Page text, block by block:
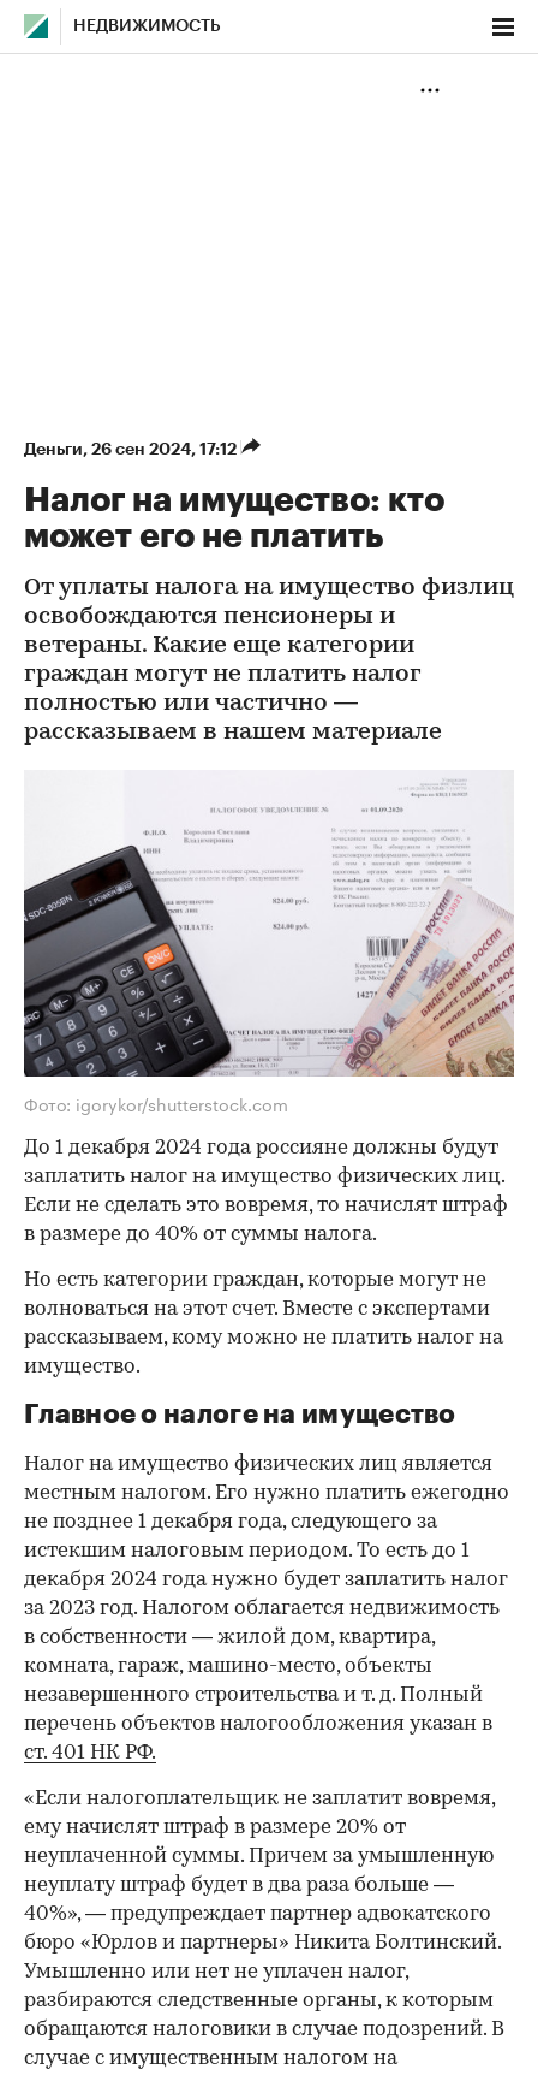
НЕДВИЖИМОСТЬ
Деньги⁠, 26 сен 2024, 17:12
Налог на имущество: кто
может его не платить
От уплаты налога на имущество физлиц
освобождаются пенсионеры и
ветераны. Какие еще категории
граждан могут не платить налог
полностью или частично —
рассказываем в нашем материале
Фото: igorykor/shutterstock.com
До 1 декабря 2024 года россияне должны будут
заплатить налог на имущество физических лиц.
Если не сделать это вовремя, то начислят штраф
в размере до 40% от суммы налога.
Но есть категории граждан, которые могут не
волноваться на этот счет. Вместе с экспертами
рассказываем, кому можно не платить налог на
имущество.
Главное о налоге на имущество
Налог на имущество физических лиц является
местным налогом. Его нужно платить ежегодно
не позднее 1 декабря года, следующего за
истекшим налоговым периодом. То есть до 1
декабря 2024 года нужно будет заплатить налог
за 2023 год. Налогом облагается недвижимость
в собственности — жилой дом, квартира,
комната, гараж, машино-место, объекты
незавершенного строительства и т. д. Полный
перечень объектов налогообложения указан в
ст. 401 НК РФ.
«Если налогоплательщик не заплатит вовремя,
ему начислят штраф в размере 20% от
неуплаченной суммы. Причем за умышленную
неуплату штраф будет в два раза больше —
40%», — предупреждает партнер адвокатского
бюро «Юрлов и партнеры» Никита Болтинский.
Умышленно или нет не уплачен налог,
разбираются следственные органы, к которым
обращаются налоговики в случае подозрений. В
случае с имущественным налогом на